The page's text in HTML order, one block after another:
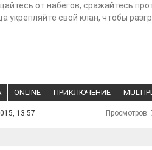
от набегов, сражайтесь
укрепляйте свой клан, чтобы
ONLINE ПРИКЛЮЧЕНИЕ
13:57 Просмотров: